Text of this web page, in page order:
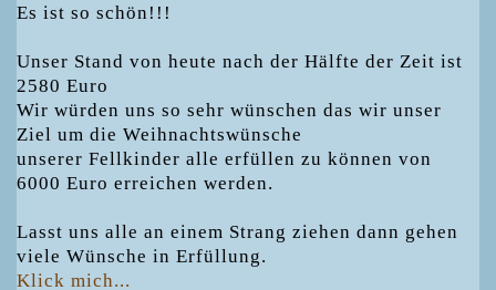
Es ist so schön!!!
Unser Stand von heute nach der Hälfte der Zeit ist
2580 Euro
Wir würden uns so sehr wünschen das wir unser
Ziel um die Weihnachtswünsche
unserer Fellkinder alle erfüllen zu können von
6000 Euro erreichen werden.
Lasst uns alle an einem Strang ziehen dann gehen
viele Wünsche in Erfüllung.
Klick mich...